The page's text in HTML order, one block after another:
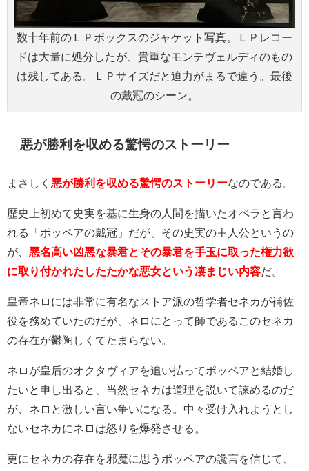
数十年前のＬＰボックスのジャケット写真。ＬＰレコー
ドは大量に処分したが、貴重なモンテヴェルディのもの
は残してある。ＬＰサイズだと迫力がまるで違う。最後
の戴冠のシーン。
悪が勝利を収める驚愕のストーリー
まさしく 悪が勝利を収める驚愕のストーリーなのである。
歴史上初めて史実を基に生身の人間を描いたオペラと言わ
れる「ポッペアの戴冠」だが、その史実の主人公というの
が、 悪名高い凶悪な暴君とその暴君を手玉に取った権力欲
に取り付かれたしたたかな悪女という凄まじい内容だ。
皇帝ネロには非常に有名なストア派の哲学者セネカが補佐
役を務めていたのだが、ネロにとって師であるこのセネカ
の存在が鬱陶しくてたまらない。
ネロが皇后のオクタヴィアを追い払ってポッペアと結婚し
たいと申し出ると、当然セネカは道理を説いて諫めるのだ
が、ネロと激しい言い争いになる。中々受け入れようとし
ないセネカにネロは怒りを爆発させる。
更にセネカの存在を邪魔に思うポッペアの讒言を信じて、